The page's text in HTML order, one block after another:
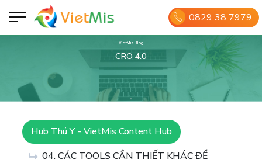
0829 38 7979
VietMis Blog
CRO 4.0
Hub Thú Y - VietMis Content Hub
04. CÁC TOOLS CẦN THIẾT KHÁC ĐỂ